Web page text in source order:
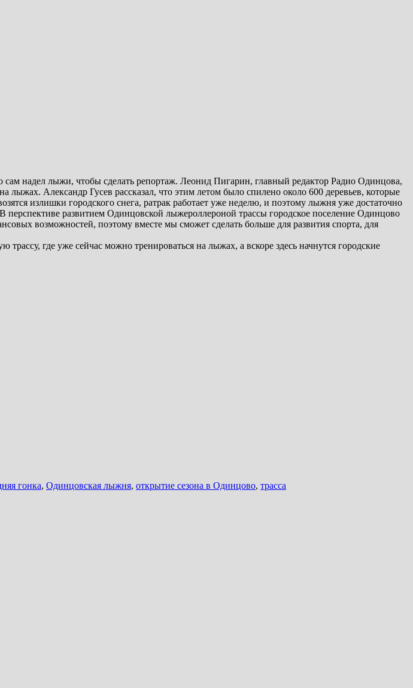
надел лыжи, чтобы сделать репортаж. Леонид Пигарин, главный редактор Радио Одинцова,
Александр Гусев рассказал, что этим летом было спилено около 600 деревьев, которые
излишки городского снега, ратрак работает уже неделю, и поэтому лыжня уже достаточно
перспективе развитием Одинцовской лыжероллероной трассы городское поселение Одинцово
возможностей, поэтому вместе мы сможет сделать больше для развития спорта, для
где уже сейчас можно тренироваться на лыжах, а вскоре здесь начнутся городские
гонка, Одинцовская лыжня, открытие сезона в Одинцово, трасса